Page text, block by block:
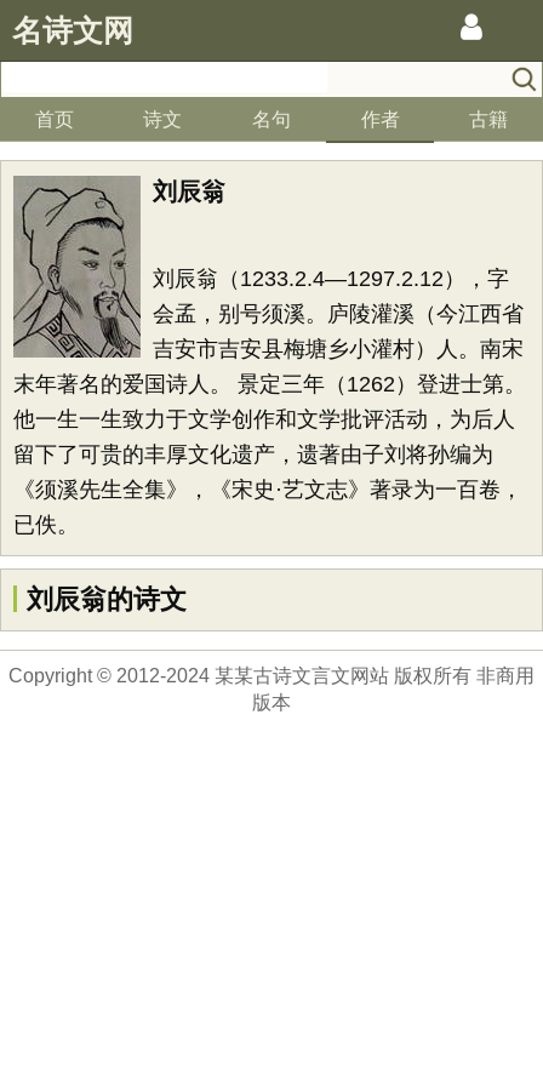
名诗文网
首页 诗文 名句 作者 古籍
刘辰翁
刘辰翁（1233.2.4—1297.2.12），字
会孟，别号须溪。庐陵灌溪（今江西省
吉安市吉安县梅塘乡小灌村）人。南宋
末年著名的爱国诗人。 景定三年（1262）登进士第。
他一生一生致力于文学创作和文学批评活动，为后人
留下了可贵的丰厚文化遗产，遗著由子刘将孙编为
《须溪先生全集》，《宋史·艺文志》著录为一百卷，
已佚。
刘辰翁的诗文
Copyright © 2012-2024 某某古诗文言文网站 版权所有 非商用
版本